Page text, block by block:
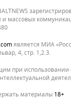
массовых
является МИА
4, стр. 1,2.3.
при
материалы 18+